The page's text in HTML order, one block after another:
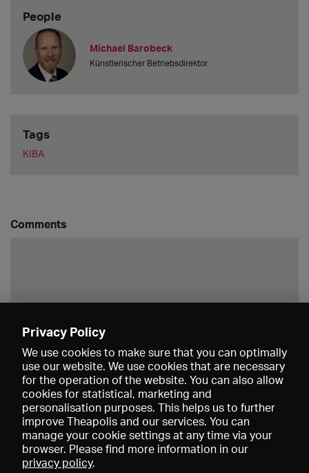
People
Michael Barobeck
Künstlerischer Betriebsdirektor
Tags
KIBA
Comments
Privacy Policy
We use cookies to make sure that you can optimally
use our website. We use cookies that are necessary
for the operation of the website. You can also allow
cookies for statistical, marketing and
personalisation purposes. This helps us to further
improve Theapolis and our services. You can
manage your cookie settings at any time via your
browser. Please find more information in our
privacy policy.